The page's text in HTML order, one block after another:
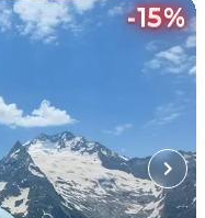
-15%